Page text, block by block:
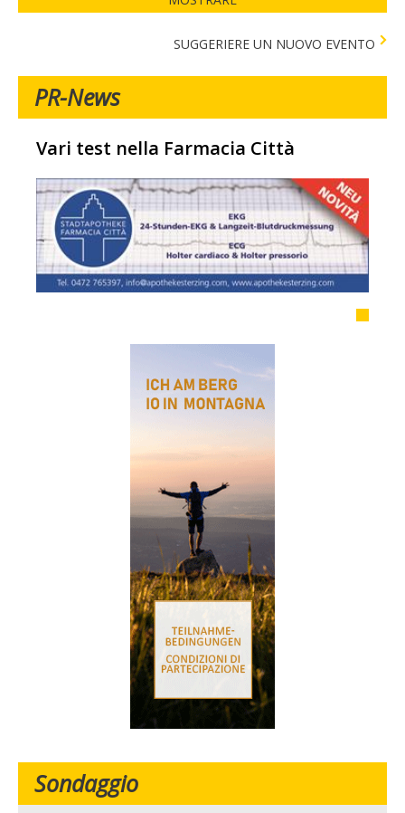
SUGGERIERE UN NUOVO EVENTO
PR-News
Vari test nella Farmacia Città
Sondaggio